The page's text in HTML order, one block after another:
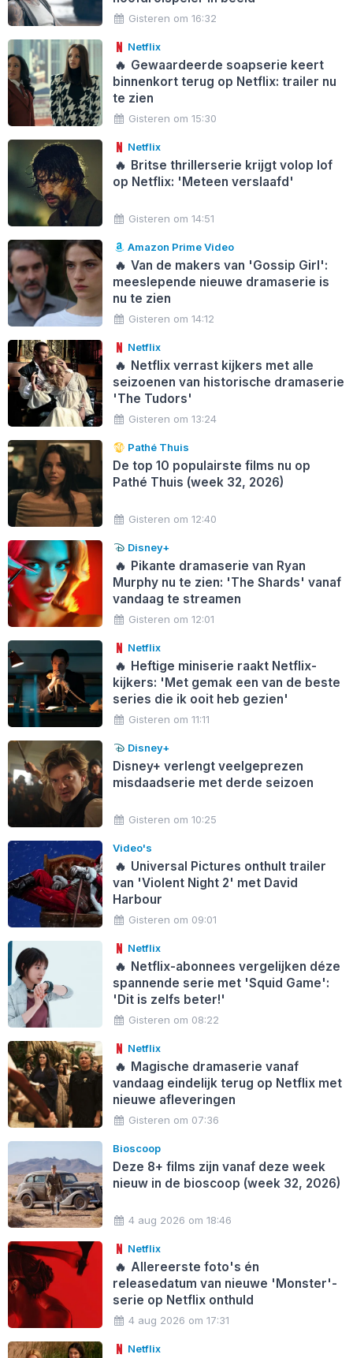
Gisteren om 16:32
Netflix
🔥 Gewaardeerde soapserie keert
binnenkort terug op Netflix: trailer nu
te zien
Gisteren om 15:30
Netflix
🔥 Britse thrillerserie krijgt volop lof
op Netflix: 'Meteen verslaafd'
Gisteren om 14:51
Amazon Prime Video
🔥 Van de makers van 'Gossip Girl':
meeslepende nieuwe dramaserie is
nu te zien
Gisteren om 14:12
Netflix
🔥 Netflix verrast kijkers met alle
seizoenen van historische dramaserie
'The Tudors'
Gisteren om 13:24
Pathé Thuis
De top 10 populairste films nu op
Pathé Thuis (week 32, 2026)
Gisteren om 12:40
Disney+
🔥 Pikante dramaserie van Ryan
Murphy nu te zien: 'The Shards' vanaf
vandaag te streamen
Gisteren om 12:01
Netflix
🔥 Heftige miniserie raakt Netflix-
kijkers: 'Met gemak een van de beste
series die ik ooit heb gezien'
Gisteren om 11:11
Disney+
Disney+ verlengt veelgeprezen
misdaadserie met derde seizoen
Gisteren om 10:25
Video's
🔥 Universal Pictures onthult trailer
van 'Violent Night 2' met David
Harbour
Gisteren om 09:01
Netflix
🔥 Netflix-abonnees vergelijken déze
spannende serie met 'Squid Game':
'Dit is zelfs beter!'
Gisteren om 08:22
Netflix
🔥 Magische dramaserie vanaf
vandaag eindelijk terug op Netflix met
nieuwe afleveringen
Gisteren om 07:36
Bioscoop
Deze 8+ films zijn vanaf deze week
nieuw in de bioscoop (week 32, 2026)
4 aug 2026 om 18:46
Netflix
🔥 Allereerste foto's én
releasedatum van nieuwe 'Monster'-
serie op Netflix onthuld
4 aug 2026 om 17:31
Netflix